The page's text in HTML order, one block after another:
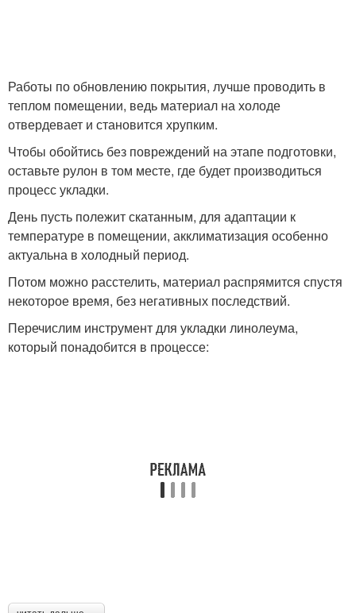
Работы по обновлению покрытия, лучше проводить в
теплом помещении, ведь материал на холоде
отвердевает и становится хрупким.
Чтобы обойтись без повреждений на этапе подготовки,
оставьте рулон в том месте, где будет производиться
процесс укладки.
День пусть полежит скатанным, для адаптации к
температуре в помещении, акклиматизация особенно
актуальна в холодный период.
Потом можно расстелить, материал распрямится спустя
некоторое время, без негативных последствий.
Перечислим инструмент для укладки линолеума,
который понадобится в процессе: